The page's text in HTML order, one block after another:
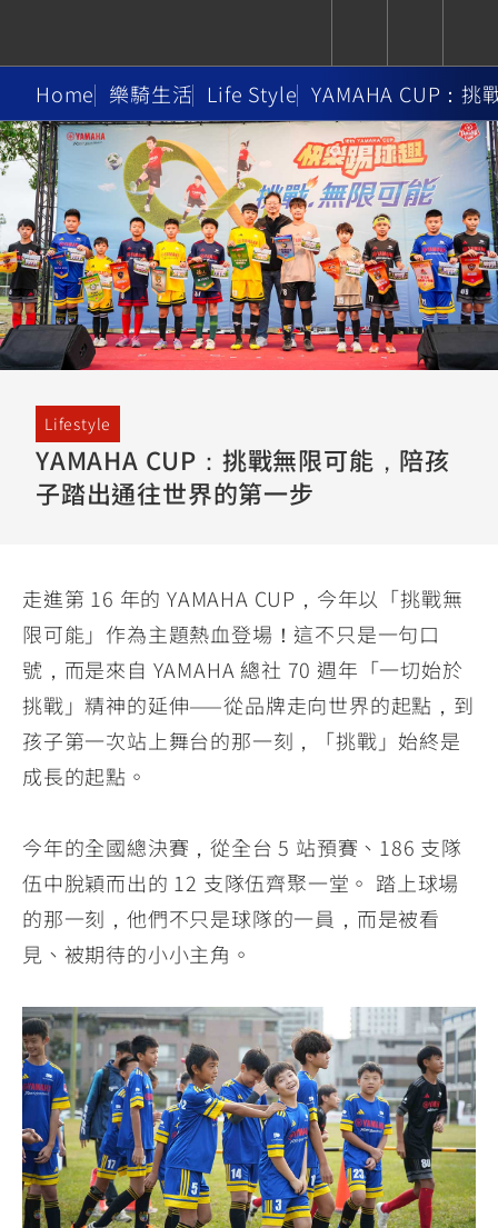
依風格 依排氣量
Super
Sport
Hyper
Naked
Sport
Heritage
YZF-R9
550+
550+
YZF-R3
YZF-R15
150
MT-
09
Y-
AMT
MT-
09
550+
MT-
550+
MT-
MT-
03
MT-
XSR
700
550+
155
150
依風格 依排氣量
Premium Sport FashionAdventure Family
TMAX
550+
251~549
NMAX
AUGUR
150
CYGNUS
XR
150
X
125
2.0
150
RS NEO
Limi
125
BW'S
125
AXIS
Z /
Zii
125
JOG
CUXiE
2.5 kw
追蹤愛車
我的愛車 瀏覽紀錄
Home 樂騎生活 Life Style YAMAHA CUP：挑
Lifestyle
YAMAHA CUP：挑戰無限可能，陪孩
子踏出通往世界的第一步
走進第 16 年的 YAMAHA CUP，今年以「挑戰無
限可能」作為主題熱血登場！這不只是一句口
號，而是來自 YAMAHA 總社 70 週年「一切始於
挑戰」精神的延伸——從品牌走向世界的起點，到
孩子第一次站上舞台的那一刻，「挑戰」始終是
成長的起點。
今年的全國總決賽，從全台 5 站預賽、186 支隊
伍中脫穎而出的 12 支隊伍齊聚一堂。 踏上球場
的那一刻，他們不只是球隊的一員，而是被看
見、被期待的小小主角。